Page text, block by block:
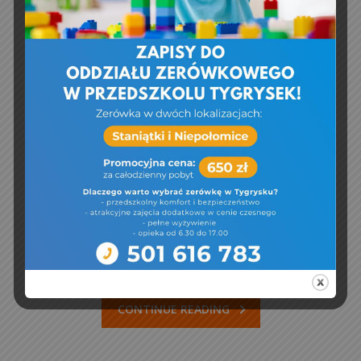
12 kwietnia, 2023
dom seniora, wizyta
Education, Events, General
Meetings, News
Tygrysek
W dniu dzisiejszym dzieci z grupy Tygrysy
odwiedziły podopiecznych DOM Seniora
Natalia IIw Woli Batorskiej
CONTINUE READING